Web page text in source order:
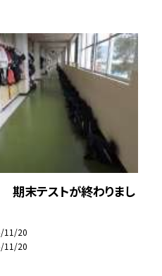
期末テストが終わりまし
11/20
11/20